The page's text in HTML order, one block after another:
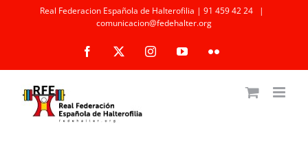
Real Federacion Española de Halterofilia | 91 459 42 24
|
comunicacion@fedehalter.org
Facebook InstagramYouTubeFlickr